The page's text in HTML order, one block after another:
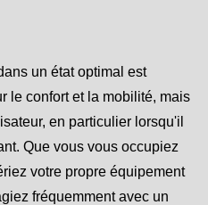
un état optimal est
le confort et la mobilité, mais
en particulier lorsqu'il
Que vous vous occupiez
votre propre équipement
fréquemment avec un